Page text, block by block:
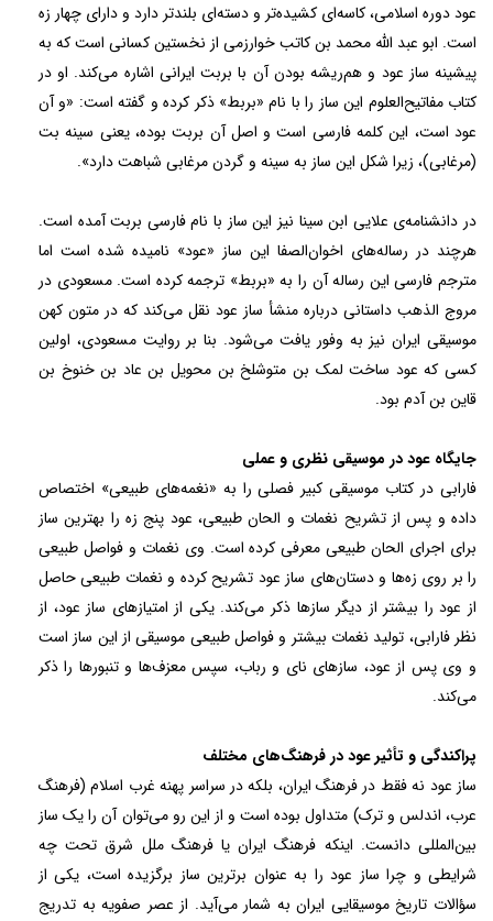
عود دوره اسلامی، کاسه‌ای کشیده‌تر و دسته‌ای بلندتر دارد و دارای چهار زه
است. ابو عبد الله محمد بن کاتب خوارزمی از نخستین کسانی است که به
پیشینه ساز عود و هم‌ریشه بودن آن با بربت ایرانی اشاره می‌کند. او در
کتاب مفاتیح‌العلوم این ساز را با نام «بربط» ذکر کرده و گفته است: «و آن
عود است، این کلمه فارسی است و اصل آن بربت بوده، یعنی سینه بت
(مرغابی)، زیرا شکل این ساز به سینه و گردن مرغابی شباهت دارد».
در دانشنامه‌ی علایی ابن سینا نیز این ساز با نام فارسی بربت آمده است.
هرچند در رساله‌های اخوان‌الصفا این ساز «عود» نامیده شده است اما
مترجم فارسی این رساله آن را به «بربط» ترجمه کرده است. مسعودی در
مروج الذهب داستانی درباره منشأ ساز عود نقل می‌کند که در متون کهن
موسیقی ایران نیز به وفور یافت می‌شود. بنا بر روایت مسعودی، اولین
کسی که عود ساخت لمک بن متوشلخ بن محویل بن عاد بن خنوخ بن
قاین بن آدم بود.
جایگاه عود در موسیقی نظری و عملی
فارابی در کتاب موسیقی کبیر فصلی را به «نغمه‌های طبیعی» اختصاص
داده و پس از تشریح نغمات و الحان طبیعی، عود پنج زه را بهترین ساز
برای اجرای الحان طبیعی معرفی کرده است. وی نغمات و فواصل طبیعی
را بر روی زه‌ها و دستان‌های ساز عود تشریح کرده و نغمات طبیعی حاصل
از عود را بیشتر از دیگر سازها ذکر می‌کند. یکی از امتیازهای ساز عود، از
نظر فارابی، تولید نغمات بیشتر و فواصل طبیعی موسیقی از این ساز است
و وی پس از عود، سازهای نای و رباب، سپس معزف‌ها و تنبورها را ذکر
می‌کند.
پراکندگی و تأثیر عود در فرهنگ‌های مختلف
ساز عود نه فقط در فرهنگ ایران، بلکه در سراسر پهنه غرب اسلام (فرهنگ
عرب، اندلس و ترک) متداول بوده است و از این رو می‌توان آن را یک ساز
بین‌المللی دانست. اینکه فرهنگ ایران یا فرهنگ ملل شرق تحت چه
شرایطی و چرا ساز عود را به عنوان برترین ساز برگزیده است، یکی از
سؤالات تاریخ موسیقایی ایران به شمار می‌آید. از عصر صفویه به تدریج